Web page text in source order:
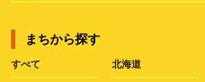
まちから探す
すべて 北海道